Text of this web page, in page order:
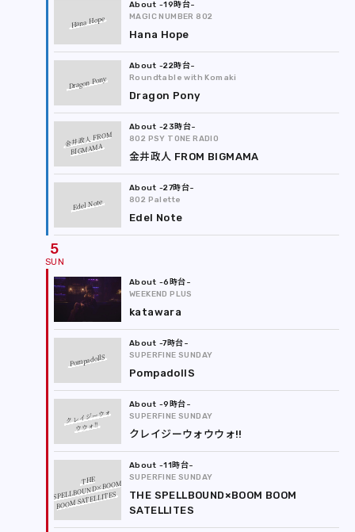
Hana Hope
-19時台
MAGIC NUMBER 802
Hana Hope
Dragon Pony
-22時台
Roundtable with Komaki
Dragon Pony
金井政人 FROM
BIGMAMA
-23時台
802 PSY TONE RADIO
金井政人 FROM BIGMAMA
Edel Note
-27時台
802 Palette
Edel Note
5
-6時台
WEEKEND PLUS
katawara
PompadollS
-7時台
SUPERFINE SUNDAY
PompadollS
クレイジーウォ
ウウォ!!
-9時台
SUPERFINE SUNDAY
クレイジーウォウウォ!!
THE
SPELLBOUND×BOOM
BOOM SATELLITES
-11時台
SUPERFINE SUNDAY
THE SPELLBOUND×BOOM BOOM
SATELLITES